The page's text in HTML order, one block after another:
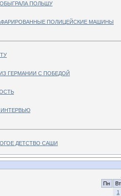
ПОЛЬШУ
ПОЛИЦЕЙСКИЕ МАШИНЫ
ГЕРМАНИИ С ПОБЕДОЙ
ДЕТСТВО САШИ
Пн
Вт
1